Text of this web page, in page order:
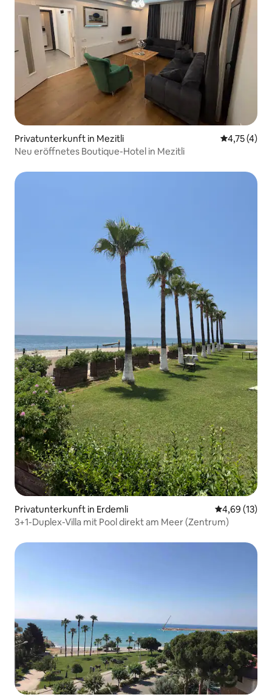
Privatunterkunft in Mezitli
4,75 (4)
Neu eröffnetes Boutique-Hotel in Mezitli
Privatunterkunft in Erdemli
4,69 (13)
3+1-Duplex-Villa mit Pool direkt am Meer (Zentrum)